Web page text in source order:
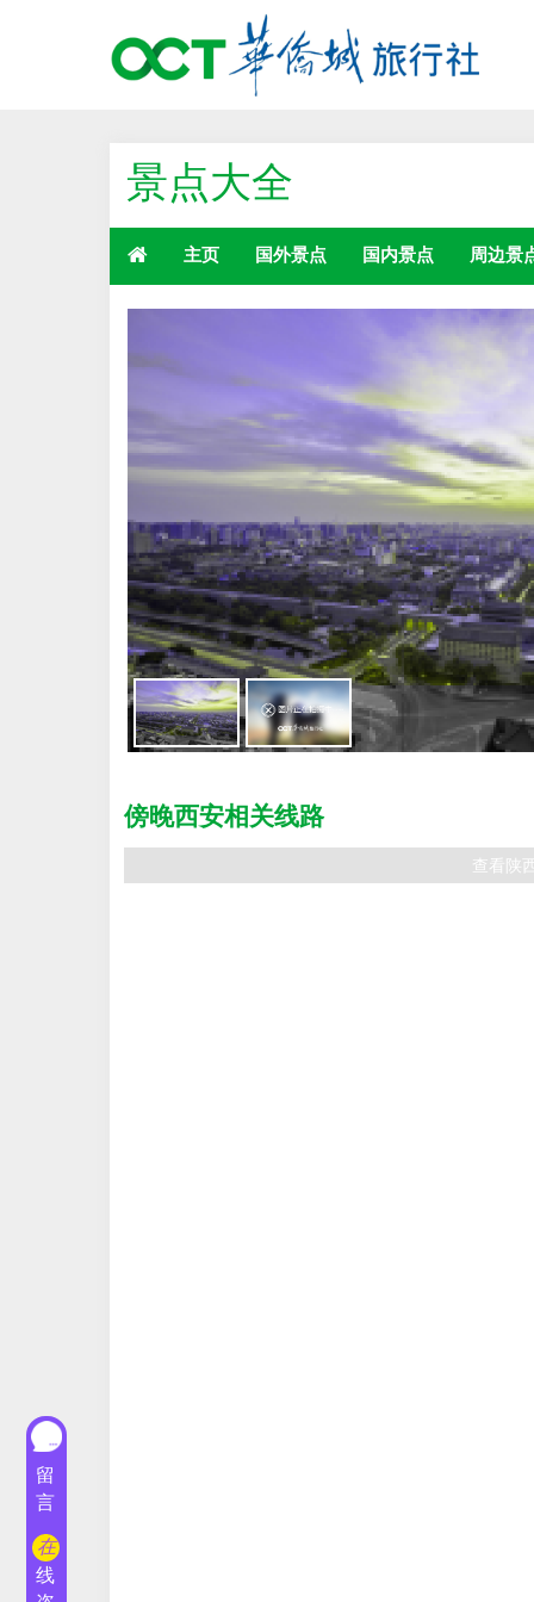
景点大全
主页 国外景点 国内景点 周边景
傍晚西安相关线路
查看陕
留
言
在
线